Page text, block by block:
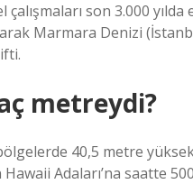
son 3.000
Marmara Denizi
metreydi?
40,5 metre
Adaları’na saatte